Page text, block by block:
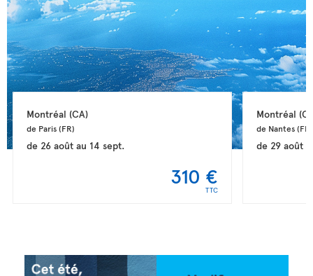
Montréal (CA)
de Paris (FR)
de 26 aoûtau 14 sept.
310 €
TTC
Montréal
de Nantes (FR)
de 29 août